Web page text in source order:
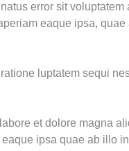
error sit voluptatem
eaque ipsa,
luptatem sequi
et dolore magna
ipsa quae ab illo